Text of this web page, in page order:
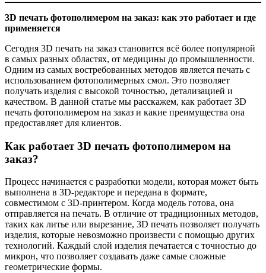
3D печать фотополимером на заказ: как это работает и где
применяется
Сегодня 3D печать на заказ становится всё более популярной
в самых разных областях, от медицины до промышленности.
Одним из самых востребованных методов является печать с
использованием фотополимерных смол. Это позволяет
получать изделия с высокой точностью, детализацией и
качеством. В данной статье мы расскажем, как работает 3D
печать фотополимером на заказ и какие преимущества она
предоставляет для клиентов.
Как работает 3D печать фотополимером на
заказ?
Процесс начинается с разработки модели, которая может быть
выполнена в 3D-редакторе и передана в формате,
совместимом с 3D-принтером. Когда модель готова, она
отправляется на печать. В отличие от традиционных методов,
таких как литье или вырезание, 3D печать позволяет получать
изделия, которые невозможно произвести с помощью других
технологий. Каждый слой изделия печатается с точностью до
микрон, что позволяет создавать даже самые сложные
геометрические формы.